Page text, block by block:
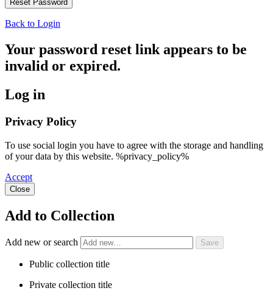
Back to Login
Your password reset link appears to be
invalid or expired.
Log in
Privacy Policy
To use social login you have to agree with the storage and handling
of your data by this website. %privacy_policy%
Accept
Close
Add to Collection
Add new or search
Public collection title
Private collection title